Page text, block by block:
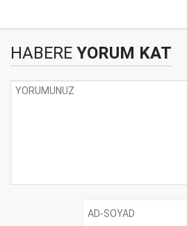
HABERE YORUM KAT